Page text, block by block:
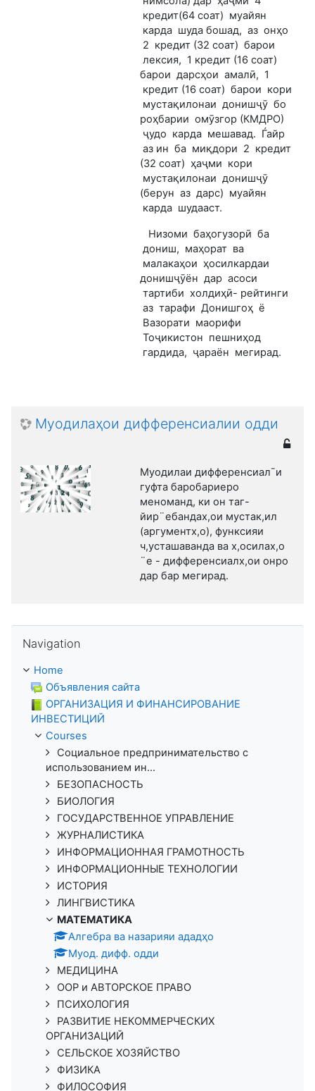
кредит(64 соат) муайян
карда шуда бошад, аз онҳо
2 кредит (32 соат) барои
лексия, 1 кредит (16 соат)
барои дарсҳои амалӣ, 1
кредит (16 соат) барои кори
мустақилонаи донишҷӯ бо
роҳбарии омӯзгор (КМДРО)
ҷудо карда мешавад. Ѓайр
аз ин ба миқдори 2 кредит
(32 соат) ҳаҷми кори
мустақилонаи донишҷӯ
(берун аз дарс) муайян
карда шудааст.
Низоми баҳогузорӣ ба
дониш, маҳорат ва
малакаҳои ҳосилкардаи
донишҷӯён дар асоси
тартиби холдиҳӣ- рейтинги
аз тарафи Донишгоҳ ё
Вазорати маорифи
Тоҷикистон пешниҳод
гардида, ҷараён мегирад.
Муодилаҳои дифференсиалии одди
Муодилаи дифференсиал¯и
гуфта баробариеро
меноманд, ки он таг-
йир¨ебандах,ои мустак,ил
(аргументх,о), функсияи
ч,усташаванда ва х,осилах,о
¨е - дифференсиалх,ои онро
дар бар мегирад.
Navigation
Home
Объявления сайта
ОРГАНИЗАЦИЯ И ФИНАНСИРОВАНИЕ
ИНВЕСТИЦИЙ
Courses
Социальное предпринимательство с
использованием ин...
БЕЗОПАСНОСТЬ
БИОЛОГИЯ
ГОСУДАРСТВЕННОЕ УПРАВЛЕНИЕ
ЖУРНАЛИСТИКА
ИНФОРМАЦИОННАЯ ГРАМОТНОСТЬ
ИНФОРМАЦИОННЫЕ ТЕХНОЛОГИИ
ИСТОРИЯ
ЛИНГВИСТИКА
МАТЕМАТИКА
Алгебра ва назарияи ададҳо
Муод. дифф. одди
МЕДИЦИНА
ООР и АВТОРСКОЕ ПРАВО
ПСИХОЛОГИЯ
РАЗВИТИЕ НЕКОММЕРЧЕСКИХ
ОРГАНИЗАЦИЙ
СЕЛЬСКОЕ ХОЗЯЙСТВО
ФИЗИКА
ФИЛОСОФИЯ